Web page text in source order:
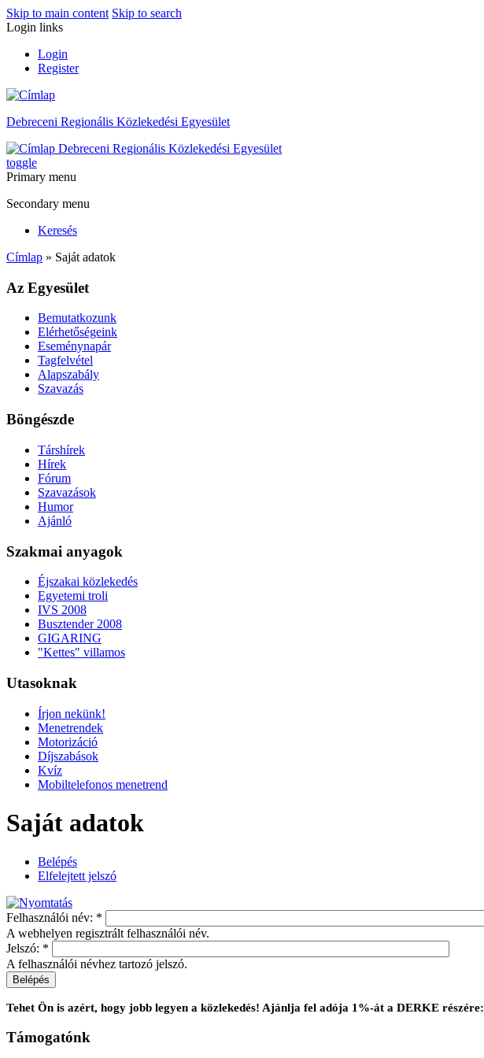
Skip to main content Skip to search
Login links
Login
Register
Debreceni Regionális Közlekedési Egyesület
Debreceni Regionális Közlekedési Egyesület
toggle
Primary menu
Secondary menu
Keresés
Címlap » Saját adatok
Az Egyesület
Bemutatkozunk
Elérhetőségeink
Eseménynapár
Tagfelvétel
Alapszabály
Szavazás
Böngészde
Társhírek
Hírek
Fórum
Szavazások
Humor
Ajánló
Szakmai anyagok
Éjszakai közlekedés
Egyetemi troli
IVS 2008
Busztender 2008
GIGARING
"Kettes" villamos
Utasoknak
Írjon nekünk!
Menetrendek
Motorizáció
Díjszabások
Kvíz
Mobiltelefonos menetrend
Saját adatok
Belépés
Elfelejtett jelszó
Felhasználói név: *
A webhelyen regisztrált felhasználói név.
Jelszó: *
A felhasználói névhez tartozó jelszó.
Tehet Ön is azért, hogy jobb legyen a közlekedés! Ajánlja fel adója 1%-át a DERKE részére:
Támogatónk